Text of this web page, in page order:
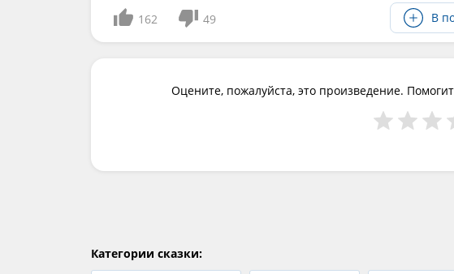
162 49 В
Оцените, пожалуйста, это произведение.
Категории сказки: